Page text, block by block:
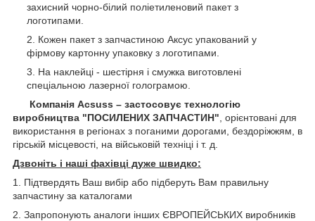
захисний чорно-білий поліетиленовий пакет з
логотипами.
Кожен пакет з запчастиною Аксус упакований у
фірмову картонну упаковку з логотипами.
На наклейці - шестірня і смужка виготовлені
спеціальною лазерної голограмою.
Компанія Acsuss – застосовує технологію
виробництва "ПОСИЛЕНИХ ЗАПЧАСТИН" , орієнтовані для
використання в регіонах з поганими дорогами, бездоріжжям, в
гірській місцевості, на військовій техніці і т. д.
Дзвоніть і наші фахівці дуже швидко:
1. Підтвердять Ваш вибір або підберуть Вам правильну
запчастину за каталогами
2. Запропонують аналоги інших ЄВРОПЕЙСЬКИХ виробників